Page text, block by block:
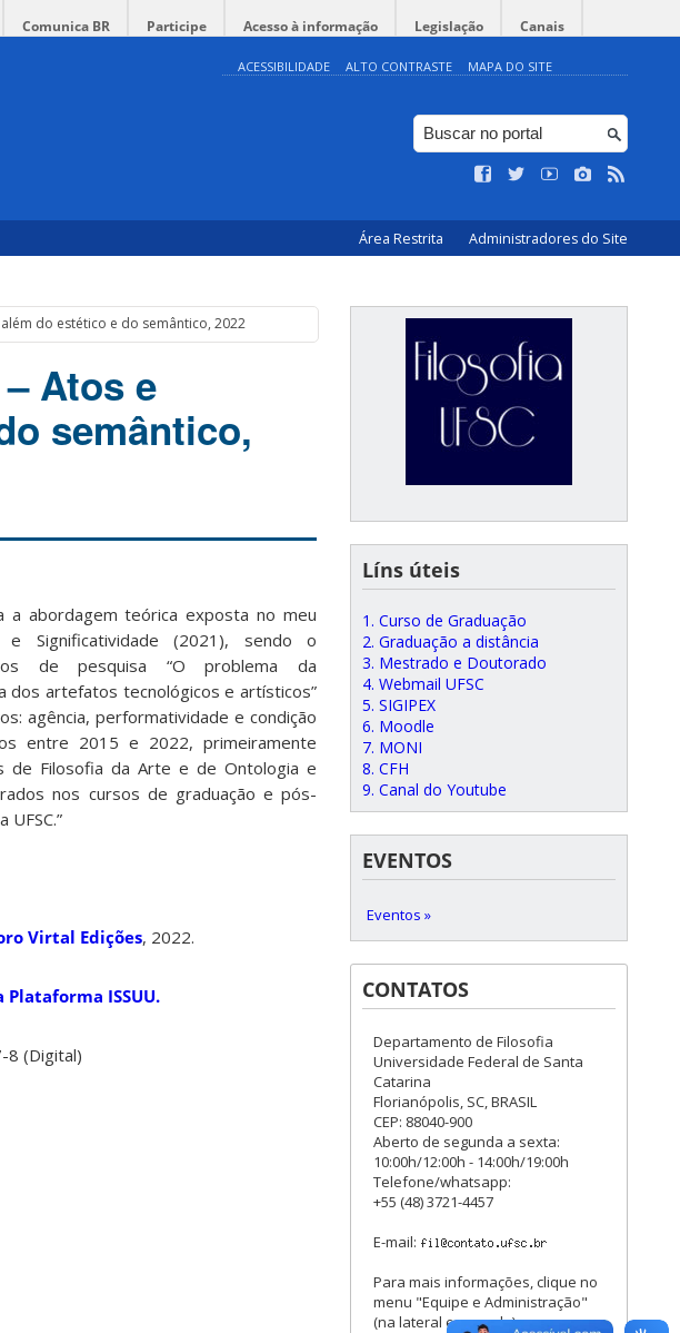
Comunica BR Participe Acesso à informação Legislação Canais
ACESSIBILIDADE ALTO CONTRASTE MAPA DO SITE
Área Restrita Administradores do Site
do estético e do semântico, 2022
Atos e
semântico,
a abordagem teórica exposta no meu
Significatividade (2021), sendo o
de pesquisa “O problema da
dos artefatos tecnológicos e artísticos”
agência, performatividade e condição
entre 2015 e 2022, primeiramente
de Filosofia da Arte e de Ontologia e
nos cursos de graduação e pós-
Virtal Edições, 2022.
ISSUU.
8 (Digital)
Líns úteis
1. Curso de Graduação
2. Graduação a distância
3. Mestrado e Doutorado
4. Webmail UFSC
5. SIGIPEX
6. Moodle
7. MONI
8. CFH
9. Canal do Youtube
EVENTOS
Eventos »
CONTATOS
Departamento de Filosofia
Universidade Federal de Santa
Catarina
Florianópolis, SC, BRASIL
CEP: 88040-900
Aberto de segunda a sexta:
10:00h/12:00h - 14:00h/19:00h
Telefone/whatsapp:
+55 (48) 3721-4457
E-mail:
Para mais informações, clique no
menu "Equipe e Administração"
(na lateral esquerda).